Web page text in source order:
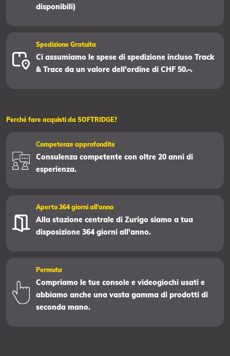
disponibili)
Spedizione Gratuita
Ci assumiamo le spese di spedizione incluso Track
& Trace da un valore dell'ordine di CHF 50.–.
Perché fare acquisti da SOFTRIDGE?
Competenze approfondite
Consulenza competente con oltre 20 anni di
esperienza.
Aperto 364 giorni all'anno
Alla stazione centrale di Zurigo siamo a tua
disposizione 364 giorni all'anno.
Permuta
Compriamo le tue console e videogiochi usati e
abbiamo anche una vasta gamma di prodotti di
seconda mano.